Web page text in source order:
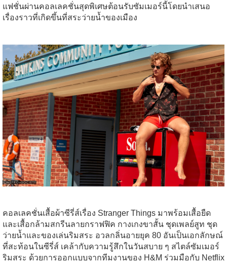
แฟชั่นผ่านคอลเลคชั่นสุดพิเศษต้อนรับซัมเมอร์นี้โดยนำเสนอ
เรื่องราวที่เกิดขึ้นที่สระว่ายน้ำของเมือง
คอลเลคชั่นเสื้อผ้าซีรี่ส์เรื่อง Stranger Things มาพร้อมเสื้อยืด
และเสื้อกล้ามสกรีนลายกราฟฟิค กางเกงขาสั้น ชุดเพลย์สูท ชุด
ว่ายน้ำและของเล่นริมสระ อวลกลิ่นอายยุค 80 อันเป็นเอกลักษณ์
ที่สะท้อนในซีรี่ส์ เคล้ากับความรู้สึกในวันสบาย ๆ สไตล์ซัมเมอร์
ริมสระ ด้วยการออกแบบจากทีมงานของ H&M ร่วมมือกับ Netflix